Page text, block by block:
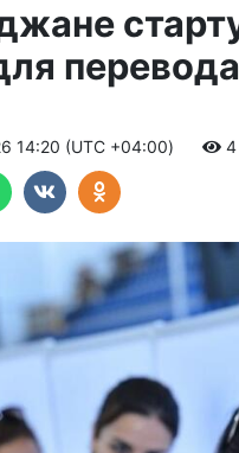
14:20 (UTC +04:00) 4